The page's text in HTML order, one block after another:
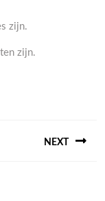
zijn.
zijn.
NEXT